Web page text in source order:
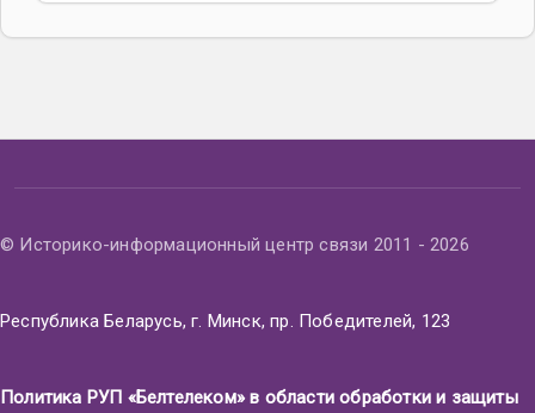
© Историко-информационный центр связи 2011 - 2026
Республика Беларусь, г. Минск, пр. Победителей, 123
Политика РУП «Белтелеком» в области обработки и защиты